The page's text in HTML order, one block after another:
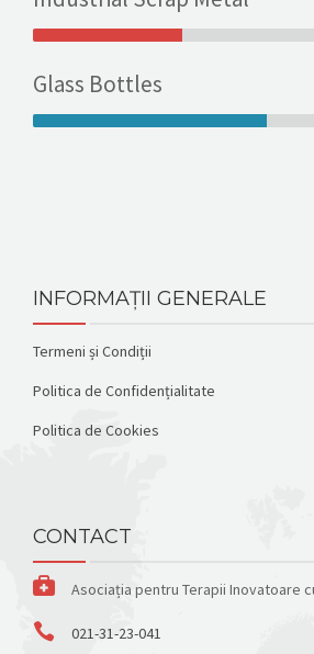
Glass Bottles
INFORMAȚII GENERALE
Termeni și Condiții
Politica de Confidențialitate
Politica de Cookies
CONTACT
Asociația pentru Terapii Inovatoare
021-31-23-041